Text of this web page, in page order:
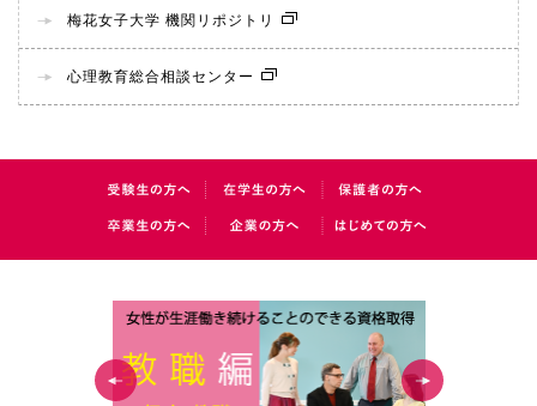
梅花女子大学 機関リポジトリ
心理教育総合相談センター